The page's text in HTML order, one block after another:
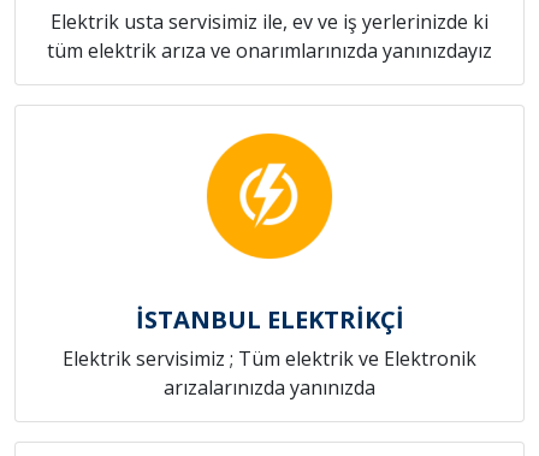
Elektrik usta servisimiz ile, ev ve iş yerlerinizde ki
tüm elektrik arıza ve onarımlarınızda yanınızdayız
İSTANBUL ELEKTRİKÇİ
Elektrik servisimiz ; Tüm elektrik ve Elektronik
arızalarınızda yanınızda